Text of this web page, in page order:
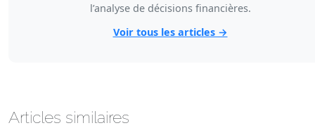
l’analyse de décisions financières.
Voir tous les articles →
Articles similaires